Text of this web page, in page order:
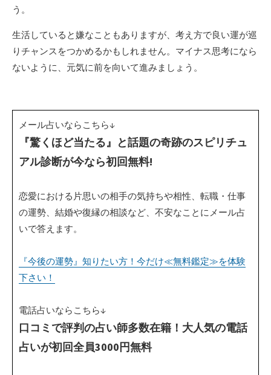
う。
生活していると嫌なこともありますが、考え方で良い運が巡
りチャンスをつかめるかもしれません。マイナス思考になら
ないように、元気に前を向いて進みましょう。
メール占いならこちら↓
『驚くほど当たる』と話題の奇跡のスピリチュ
アル診断が今なら初回無料!
恋愛における片思いの相手の気持ちや相性、転職・仕事
の運勢、結婚や復縁の相談など、不安なことにメール占
いで答えます。
『今後の運勢』知りたい方！今だけ≪無料鑑定≫を体験
下さい！
電話占いならこちら↓
口コミで評判の占い師多数在籍！大人気の電話
占いが初回全員3000円無料